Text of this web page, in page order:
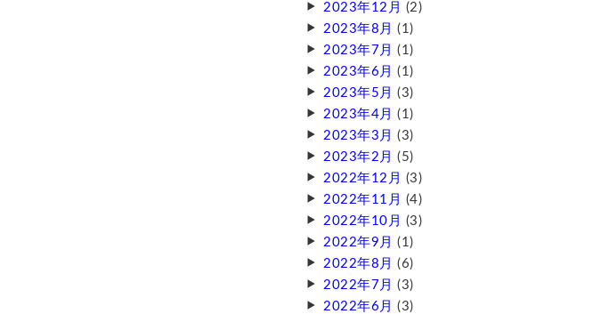
2023年12月 (2)
2023年8月 (1)
2023年7月 (1)
2023年6月 (1)
2023年5月 (3)
2023年4月 (1)
2023年3月 (3)
2023年2月 (5)
2022年12月 (3)
2022年11月 (4)
2022年10月 (3)
2022年9月 (1)
2022年8月 (6)
2022年7月 (3)
2022年6月 (3)